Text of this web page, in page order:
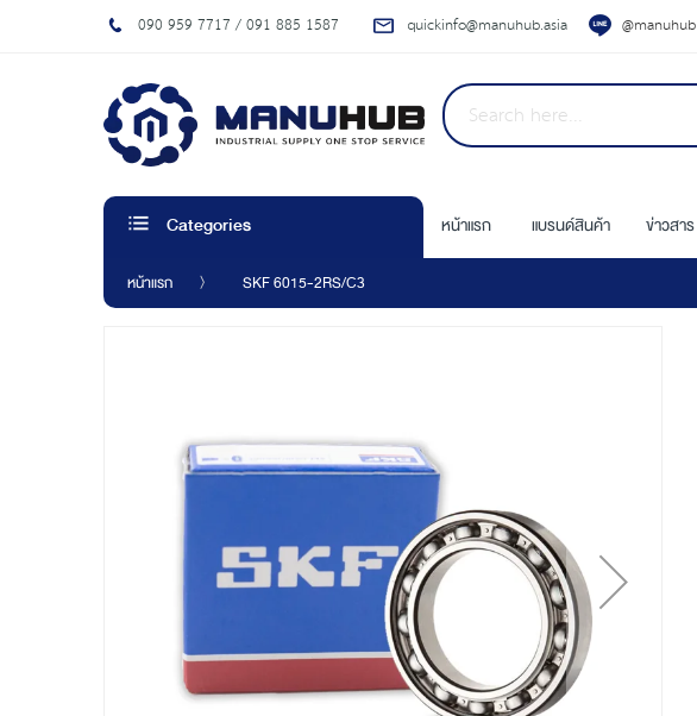
090 959 7717 / 091 885 1587 quickinfo@manuhub.asia @manuhub
Categories หน้าแรก แบรนด์สินค้า ข่าวสาร
หน้าแรก SKF 6015-2RS/C3